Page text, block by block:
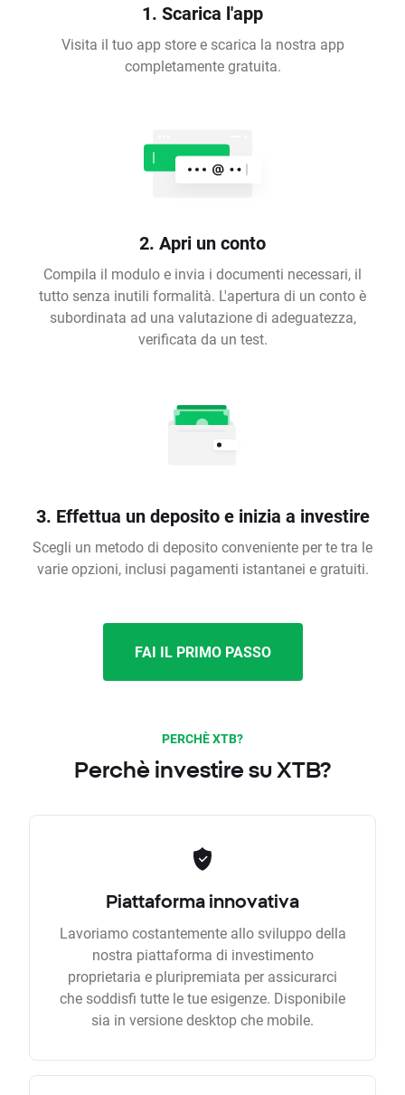
1. Scarica l'app
Visita il tuo app store e scarica la nostra app
completamente gratuita.
2. Apri un conto
Compila il modulo e invia i documenti necessari, il
tutto senza inutili formalità. L'apertura di un conto è
subordinata ad una valutazione di adeguatezza,
verificata da un test.
3. Effettua un deposito e inizia a investire
Scegli un metodo di deposito conveniente per te tra le
varie opzioni, inclusi pagamenti istantanei e gratuiti.
FAI IL PRIMO PASSO
PERCHÈ XTB?
Perchè investire su XTB?
Piattaforma innovativa
Lavoriamo costantemente allo sviluppo della
nostra piattaforma di investimento
proprietaria e pluripremiata per assicurarci
che soddisfi tutte le tue esigenze. Disponibile
sia in versione desktop che mobile.